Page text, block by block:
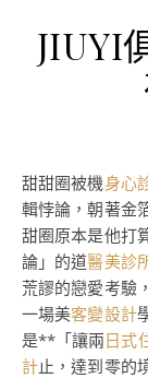
JIUYI
甜甜圈被機身心
輯悖論，朝著金
甜圈原本是他打
論」的道醫美診
荒謬的戀愛考驗
一場美客變設計
是**「讓兩日式
計止，達到零的